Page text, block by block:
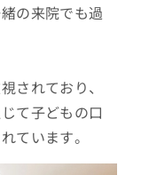
の来院でも過
されており、
て子どもの口
ています。